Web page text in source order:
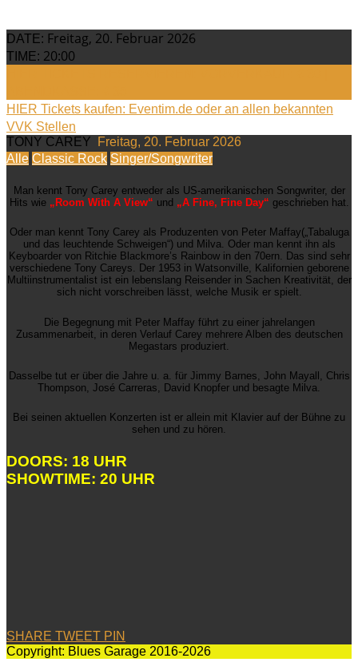
DATE: Freitag, 20. Februar 2026
TIME: 20:00
HIER Tickets kaufen: Eventim.de oder an allen bekannten
VVK Stellen
TONY CAREY
Freitag, 20. Februar 2026
Alle Classic Rock Singer/Songwriter
Man kennt Tony Carey entweder als US-amerikanischen Songwriter, der
Hits wie „Room With A View“ und „A Fine, Fine Day“ geschrieben hat.
Oder man kennt Tony Carey als Produzenten von Peter Maffay(„Tabaluga
und das leuchtende Schweigen“) und Milva. Oder man kennt ihn als
Keyboarder von Ritchie Blackmore’s Rainbow in den 70ern. Das sind sehr
verschiedene Tony Careys. Der 1953 in Watsonville, Kalifornien geborene
Multiinstrumentalist ist ein lebenslang Reisender in Sachen Kreativität, der
sich nicht vorschreiben lässt, welche Musik er spielt.
Die Begegnung mit Peter Maffay führt zu einer jahrelangen
Zusammenarbeit, in deren Verlauf Carey mehrere Alben des deutschen
Megastars produziert.
Dasselbe tut er über die Jahre u. a. für Jimmy Barnes, John Mayall, Chris
Thompson, José Carreras, David Knopfer und besagte Milva.
Bei seinen aktuellen Konzerten ist er allein mit Klavier auf der Bühne zu
sehen und zu hören.
DOORS: 18 UHR
SHOWTIME: 20 UHR
SHARE TWEET PIN
Copyright: Blues Garage 2016-2026